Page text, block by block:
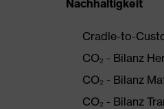
Nachhaltigkeit
Cradle-to-
CO₂ - Bilanz
CO₂ - Bilanz
CO₂ - Bilanz